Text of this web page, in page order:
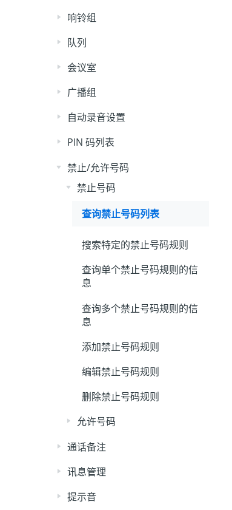
响铃组
队列
会议室
广播组
自动录音设置
PIN 码列表
禁止/允许号码
禁止号码
查询禁止号码列表
搜索特定的禁止号码规则
查询单个禁止号码规则的信
息
查询多个禁止号码规则的信
息
添加禁止号码规则
编辑禁止号码规则
删除禁止号码规则
允许号码
通话备注
讯息管理
提示音